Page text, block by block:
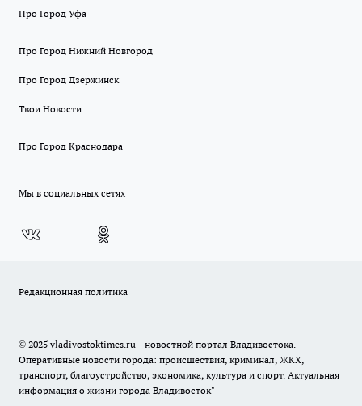
Про Город Уфа
Про Город Нижний Новгород
Про Город Дзержинск
Твои Новости
Про Город Краснодара
Мы в социальных сетях
Редакционная политика
© 2025 vladivostoktimes.ru - новостной портал Владивостока.
Оперативные новости города: происшествия, криминал, ЖКХ,
транспорт, благоустройство, экономика, культура и спорт. Актуальная
информация о жизни города Владивосток"